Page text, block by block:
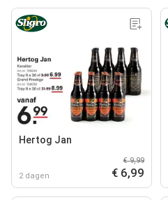
Hertog Jan
2 dagen
€ 9,99
€ 6,99